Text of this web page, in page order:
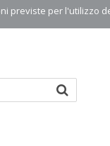
previste per l'utilizzo